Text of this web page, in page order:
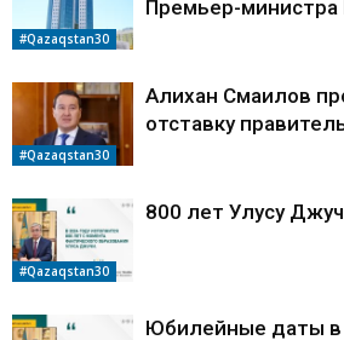
#Qazaqstan30
Премьер-министра
#Qazaqstan30
Алихан Смаилов
отставку
#Qazaqstan30
800 лет Улусу
Юбилейные даты в